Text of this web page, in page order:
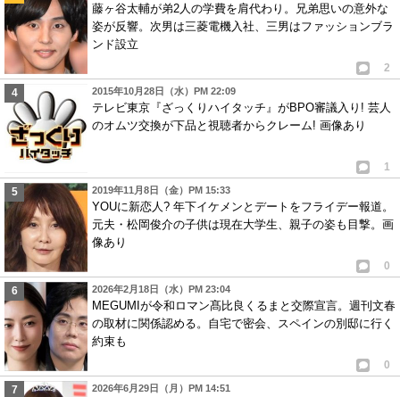
藤ヶ谷太輔が弟2人の学費を肩代わり。兄弟思いの意外な
姿が反響。次男は三菱電機入社、三男はファッションブラ
ンド設立
2
2015年10月28日（水）PM 22:09
テレビ東京『ざっくりハイタッチ』がBPO審議入り! 芸人
のオムツ交換が下品と視聴者からクレーム! 画像あり
1
2019年11月8日（金）PM 15:33
YOUに新恋人? 年下イケメンとデートをフライデー報道。
元夫・松岡俊介の子供は現在大学生、親子の姿も目撃。画
像あり
0
2026年2月18日（水）PM 23:04
MEGUMIが令和ロマン髙比良くるまと交際宣言。週刊文春
の取材に関係認める。自宅で密会、スペインの別邸に行く
約束も
0
2026年6月29日（月）PM 14:51